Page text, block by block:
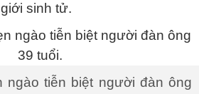
sinh tử.
ngào tiễn biệt người đàn ông